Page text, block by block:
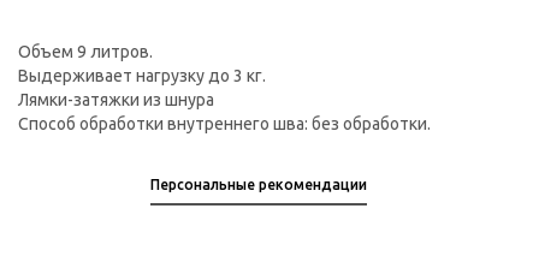
Объем 9 литров.
Выдерживает нагрузку до 3 кг.
Лямки-затяжки из шнура
Способ обработки внутреннего шва: без обработки.
Персональные рекомендации